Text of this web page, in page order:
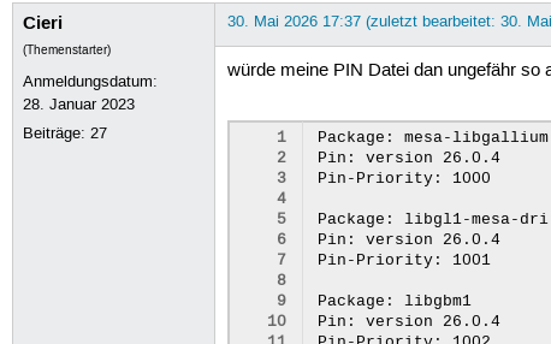
Cieri
(Themenstarter)
Anmeldungsdatum:
28. Januar 2023
Beiträge:27
30. Mai 2026 17:37 (zuletzt bearbeitet: 30.
würde meine PIN Datei dan ungefähr
1
2
3
4
5
6
7
8
9
10
Package: mesa-libgallium
Pin: version 26.0.4
Pin-Priority: 1000
Package: libgl1-mesa-dri
Pin: version 26.0.4
Pin-Priority: 1001
Package: libgbm1
Pin: version 26.0.4